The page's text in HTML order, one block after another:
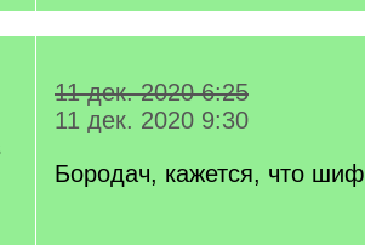
11 дек. 2020 6:25
11 дек. 2020 9:30
Бородач, кажется, что